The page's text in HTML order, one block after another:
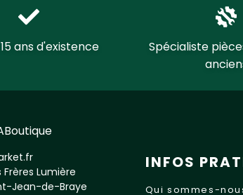
ans d'existence
Spécialiste
Frères Lumière
Jean-de-Braye
INFOS
Qui sommes-